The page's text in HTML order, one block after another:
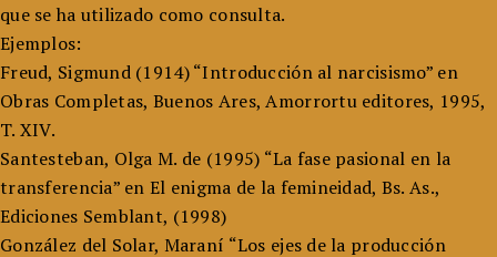
que se ha utilizado como consulta.
Ejemplos:
Freud, Sigmund (1914) “Introducción al narcisismo” en
Obras Completas, Buenos Ares, Amorrortu editores, 1995,
T. XIV.
Santesteban, Olga M. de (1995) “La fase pasional en la
transferencia” en El enigma de la femineidad, Bs. As.,
Ediciones Semblant, (1998)
González del Solar, Maraní “Los ejes de la producción